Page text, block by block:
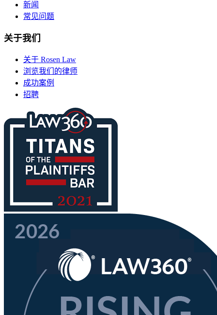
新闻
常见问题
关于我们
关于 Rosen Law
浏览我们的律师
成功案例
招聘